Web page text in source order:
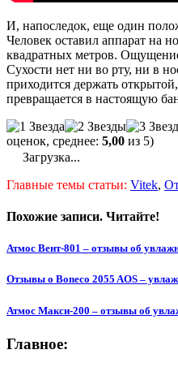
И, напоследок, еще один
Человек оставил аппарат на
квадратных метров.
Сухости нет ни во рту, ни в
приходится держать
превращается в настоящую
оценок, среднее: 5,00 из 5)
Загрузка...
Главные темы статьи: Vitek,
Похожие записи. Читайте!
Атмос Вент-801 – отзывы об
Отзывы о Boneco 2055 AOS –
Атмос Макси-200 – отзывы об
Главное: